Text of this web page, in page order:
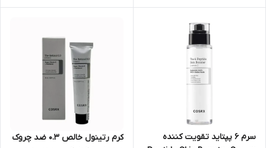
سرم 6 پپتاید تقویت کننده
کرم رتینول خالص 0.3 ضد چروک